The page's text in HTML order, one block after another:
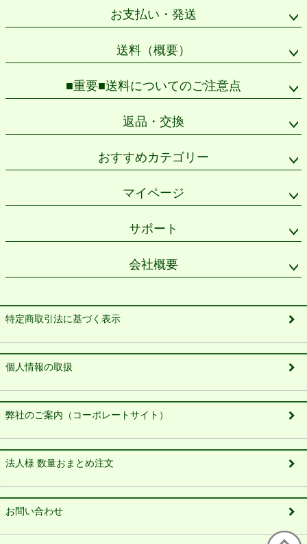
お支払い・発送
送料（概要）
■重要■送料についてのご注意点
返品・交換
おすすめカテゴリー
マイページ
サポート
会社概要
特定商取引法に基づく表示
個人情報の取扱
弊社のご案内（コーポレートサイト）
法人様 数量おまとめ注文
お問い合わせ